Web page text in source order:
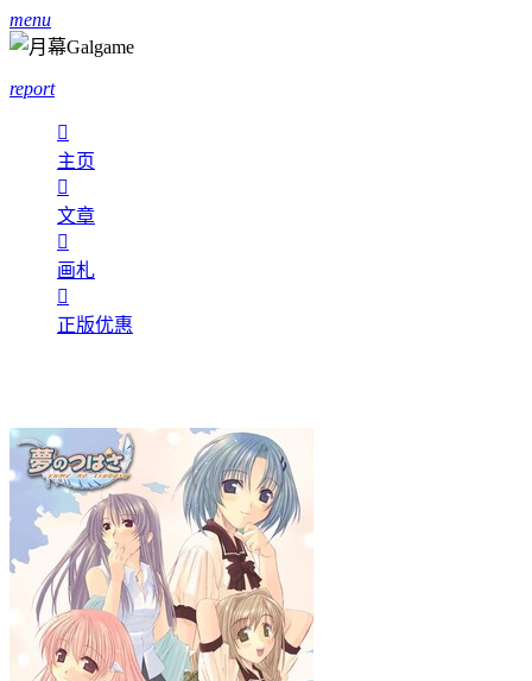
menu
report

主页

文章

画札

正版优惠